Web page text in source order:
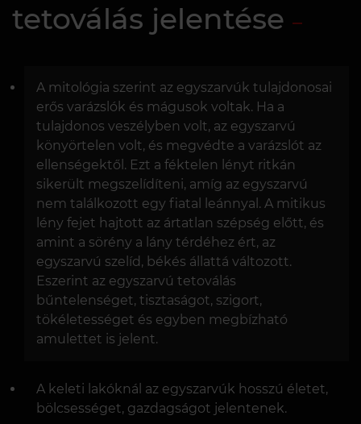
tetoválás jelentése
A mitológia szerint az egyszarvúk tulajdonosai
erős varázslók és mágusok voltak. Ha a
tulajdonos veszélyben volt, az egyszarvú
könyörtelen volt, és megvédte a varázslót az
ellenségektől. Ezt a féktelen lényt ritkán
sikerült megszelídíteni, amíg az egyszarvú
nem találkozott egy fiatal leánnyal. A mitikus
lény fejet hajtott az ártatlan szépség előtt, és
amint a sörény a lány térdéhez ért, az
egyszarvú szelíd, békés állattá változott.
Eszerint az egyszarvú tetoválás
bűntelenséget, tisztaságot, szigort,
tökéletességet és egyben megbízható
amulettet is jelent.
A keleti lakóknál az egyszarvúk hosszú életet,
bölcsességet, gazdagságot jelentenek.